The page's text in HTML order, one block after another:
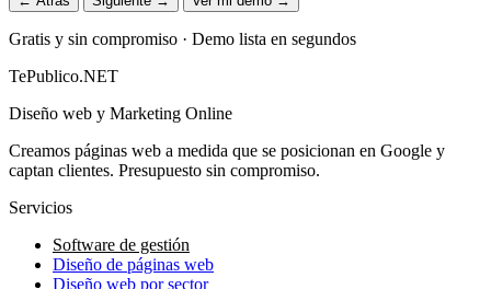
Gratis y sin compromiso · Demo lista en segundos
TePublico.NET
Diseño web y Marketing Online
Creamos páginas web a medida que se posicionan en Google y
captan clientes. Presupuesto sin compromiso.
Servicios
Software de gestión
Diseño de páginas web
Diseño web por sector